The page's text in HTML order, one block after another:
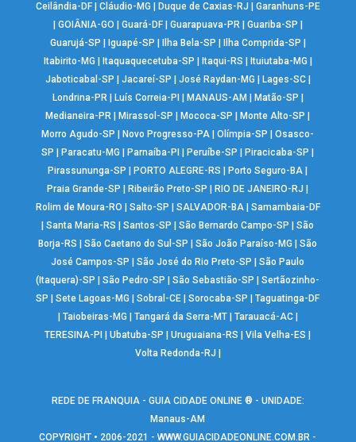
Ceilândia-DF| Cláudio-MG Duque de Caxias-RJ
Garanhuns-PE
GOIÂNIA-GO Guará-DF| Guarapuava-PR| Guariba-SP
Guarujá-SP
Iguapé-SP Ilha Bela-SP Ilha Comprida-SP
Itabirito-MG
Itaquaquecetuba-SP Itaqui-RS Ituiutaba-MG
Jaboticabal-SP
Jacareí-SP José Raydan-MG Lages-SC|
Londrina-PR| Luís Correia-PI MANAUS-AM Matão-SP
Medianeira-PR
Mirassol-SP Mococa-SP Monte Alto-SP
Morro Agudo-SP
Novo Progresso-PA |Olímpia-SP |Osasco-
SP
Paracatu-MG Parnaíba-PI Peruíbe-SP Piracicaba-SP
Pirassununga-SP
PORTO ALEGRE-RS Porto Seguro-BA
Praia Grande-SP
Ribeirão Preto-SP RIO DE JANEIRO-RJ
Rolim de Moura-RO
Salto-SP SALVADOR-BA| Samambaia-DF
|Santa Maria-RS |Santos-SP |São Bernardo Campo-SP |São
Borja-RS
|São Caetano do Sul-SP |São João Paraíso-MG |São
José Campos-SP
|São José do Rio Preto-SP |São Paulo
(Itaquera)-SP
|São Pedro-SP |São Sebastião-SP |Sertãozinho-
SP
|Sete Lagoas-MG |Sobral-CE |Sorocaba-SP |Taguatinga-DF
Taiobeiras-MG Tangará da Serra-MT| Tarauacá-AC|
TERESINA-PI
|Ubatuba-SP |Uruguaiana-RS |Vila Velha-ES
Volta Redonda-RJ
REDE DE FRANQUIA - GUIA CIDADE ONLINE ® - UNIDADE:
Manaus-AM
COPYRIGHT • 2006-2021 -WWW.GUIACIDADEONLINE.COM.BR -